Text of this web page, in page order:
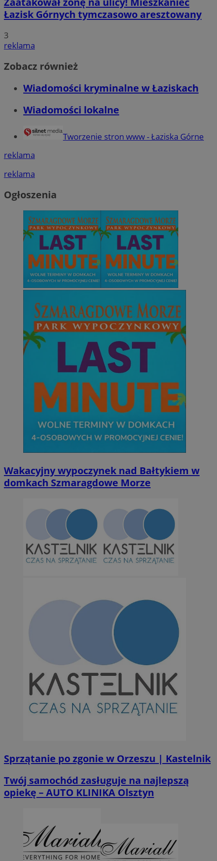
Łazisk Górnych tymczasowo aresztowany
3
reklama
Zobacz również
Wiadomości kryminalne w Łaziskach
Wiadomości lokalne
Tworzenie stron www - Łaziska Górne
reklama
reklama
Ogłoszenia
Wakacyjny wypoczynek nad Bałtykiem w
domkach Szmaragdowe Morze
Sprzątanie po zgonie w Orzeszu | Kastelnik
Twój samochód zasługuje na najlepszą
opiekę – AUTO KLINIKA Olsztyn